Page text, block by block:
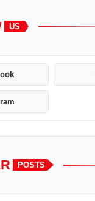
US
POSTS